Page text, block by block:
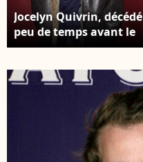
Jocelyn Quivrin, décédé
peu de temps avant le
tournage de Philibert
devait incarer le rôle-